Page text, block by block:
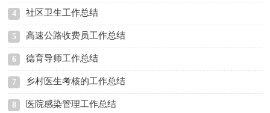
4 社区卫生工作总结
5 高速公路收费员工作总结
6 德育导师工作总结
7 乡村医生考核的工作总结
8 医院感染管理工作总结